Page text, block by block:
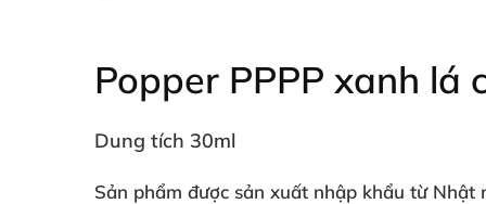
Popper PPPP xanh lá
Dung tích 30ml
Sản phẩm được sản xuất nhập khẩu từ Nhật